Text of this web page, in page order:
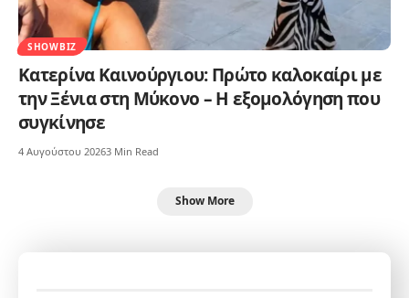
SHOWBIZ
Κατερίνα Καινούργιου: Πρώτο καλοκαίρι με
την Ξένια στη Μύκονο – Η εξομολόγηση που
συγκίνησε
4 Αυγούστου 20263 Min Read
Show More